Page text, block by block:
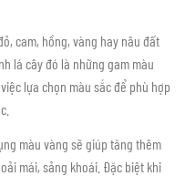
cam, hồng, vàng hay nâu đất
lá cây đó là những gam màu
lựa chọn màu sắc để phù hợp
màu vàng sẽ giúp tăng thêm
mái, sảng khoái. Đặc biệt khi